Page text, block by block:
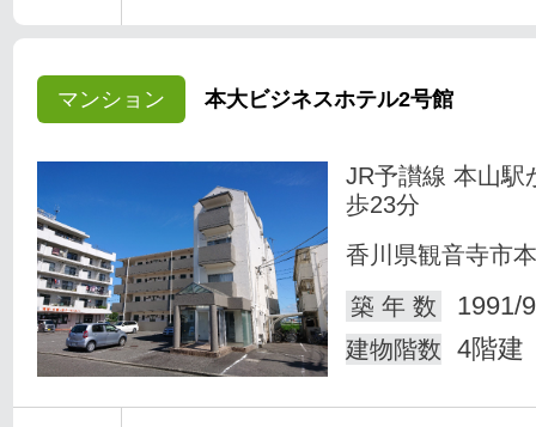
マンション 本大ビジネスホテル2号館
JR予讃線 本山駅
歩23分
香川県観音寺市
築 年 数
1991/
建物階数 4階建